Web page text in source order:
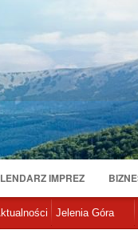
IMPREZ
Jelenia Góra